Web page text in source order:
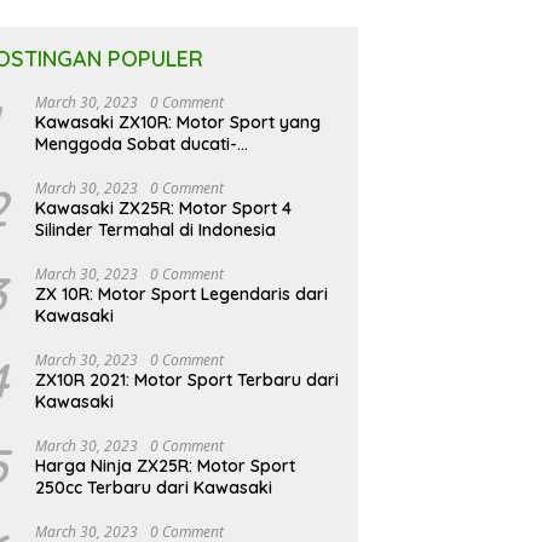
POPULER
March 30, 2023 0 Comment
Kawasaki ZX10R: Motor Sport yang
Menggoda Sobat ducati-
March 30, 2023 0 Comment
Kawasaki ZX25R: Motor Sport 4
Silinder Termahal di Indonesia
March 30, 2023 0 Comment
ZX 10R: Motor Sport Legendaris dari
Kawasaki
March 30, 2023 0 Comment
ZX10R 2021: Motor Sport Terbaru dari
Kawasaki
March 30, 2023 0 Comment
Harga Ninja ZX25R: Motor Sport
250cc Terbaru dari Kawasaki
March 30, 2023 0 Comment